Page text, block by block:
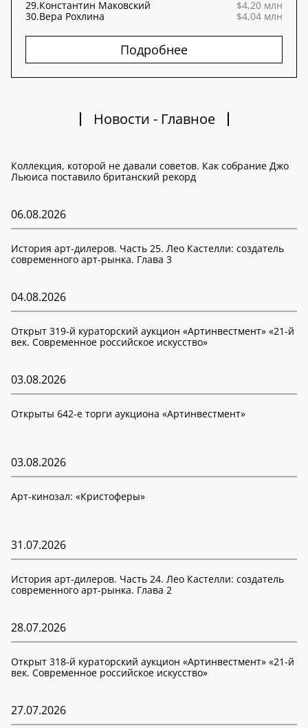
29.Константин Маковский
$4,20 млн
30.Вера Рохлина $4,04 млн
Подробнее
Новости - Главное
Коллекция, которой не давали советов. Как собрание Джо
Льюиса поставило британский рекорд
06.08.2026
История арт-дилеров. Часть 25. Лео Кастелли: создатель
современного арт-рынка. Глава 3
04.08.2026
Открыт 319-й кураторский аукцион «Артинвестмент» «21-й
век. Современное российское искусство»
03.08.2026
Открыты 642-е торги аукциона «Артинвестмент»
03.08.2026
Арт-кинозал: «Кристоферы»
31.07.2026
История арт-дилеров. Часть 24. Лео Кастелли: создатель
современного арт-рынка. Глава 2
28.07.2026
Открыт 318-й кураторский аукцион «Артинвестмент» «21-й
век. Современное российское искусство»
27.07.2026